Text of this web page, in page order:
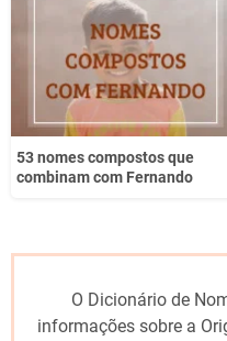
53 nomes compostos que
combinam com Fernando
O Dicionário de
informações sobre a